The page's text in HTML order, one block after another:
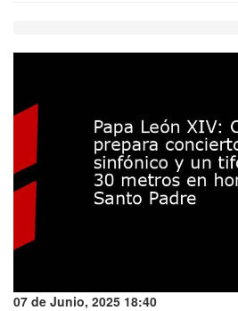
07 de Junio, 2025 18:40